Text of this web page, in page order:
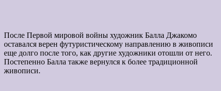
После Первой мировой войны художник Балла Джакомо
оставался верен футуристическому направлению в живописи
еще долго после того, как другие художники отошли от него.
Постепенно Балла также вернулся к более традиционной
живописи.